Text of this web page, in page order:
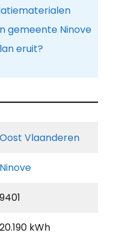
gemeente Ninove
eruit?
Oost Vlaanderen
Ninove
9401
20.190 kWh